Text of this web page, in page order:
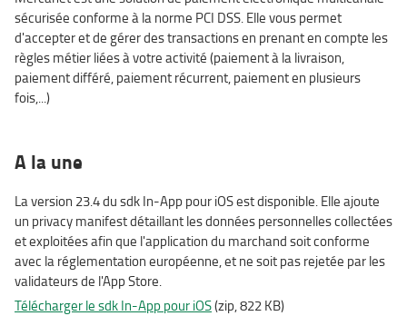
sécurisée conforme à la norme PCI DSS. Elle vous permet
d'accepter et de gérer des transactions en prenant en compte les
règles métier liées à votre activité (paiement à la livraison,
paiement différé, paiement récurrent, paiement en plusieurs
fois,...)
A la une
La version 23.4 du sdk In-App pour iOS est disponible. Elle ajoute
un privacy manifest détaillant les données personnelles collectées
et exploitées afin que l'application du marchand soit conforme
avec la réglementation européenne, et ne soit pas rejetée par les
validateurs de l'App Store.
Télécharger le sdk In-App pour iOS(zip, 822 KB)